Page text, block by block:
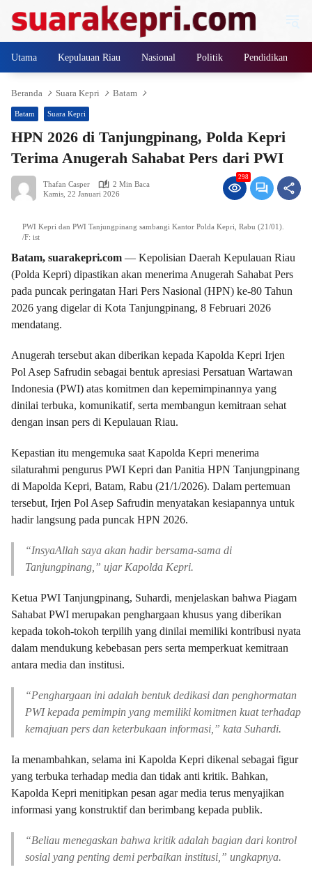
Utama Kepulauan Riau Nasional Politik Pendidikan
Beranda Suara Kepri Batam
Batam Suara Kepri
HPN 2026 di Tanjungpinang, Polda Kepri
Terima Anugerah Sahabat Pers dari PWI
Thafan Casper
2 Min Baca
Kamis, 22 Januari 2026
298
PWI Kepri dan PWI Tanjungpinang sambangi Kantor Polda Kepri, Rabu (21/01).
/F: ist
Batam, suarakepri.com — Kepolisian Daerah Kepulauan Riau
(Polda Kepri) dipastikan akan menerima Anugerah Sahabat Pers
pada puncak peringatan Hari Pers Nasional (HPN) ke-80 Tahun
2026 yang digelar di Kota Tanjungpinang, 8 Februari 2026
mendatang.
Anugerah tersebut akan diberikan kepada Kapolda Kepri Irjen
Pol Asep Safrudin sebagai bentuk apresiasi Persatuan Wartawan
Indonesia (PWI) atas komitmen dan kepemimpinannya yang
dinilai terbuka, komunikatif, serta membangun kemitraan sehat
dengan insan pers di Kepulauan Riau.
Kepastian itu mengemuka saat Kapolda Kepri menerima
silaturahmi pengurus PWI Kepri dan Panitia HPN Tanjungpinang
di Mapolda Kepri, Batam, Rabu (21/1/2026). Dalam pertemuan
tersebut, Irjen Pol Asep Safrudin menyatakan kesiapannya untuk
hadir langsung pada puncak HPN 2026.
“InsyaAllah saya akan hadir bersama-sama di
Tanjungpinang,” ujar Kapolda Kepri.
Ketua PWI Tanjungpinang, Suhardi, menjelaskan bahwa Piagam
Sahabat PWI merupakan penghargaan khusus yang diberikan
kepada tokoh-tokoh terpilih yang dinilai memiliki kontribusi nyata
dalam mendukung kebebasan pers serta memperkuat kemitraan
antara media dan institusi.
“Penghargaan ini adalah bentuk dedikasi dan penghormatan
PWI kepada pemimpin yang memiliki komitmen kuat terhadap
kemajuan pers dan keterbukaan informasi,” kata Suhardi.
Ia menambahkan, selama ini Kapolda Kepri dikenal sebagai figur
yang terbuka terhadap media dan tidak anti kritik. Bahkan,
Kapolda Kepri menitipkan pesan agar media terus menyajikan
informasi yang konstruktif dan berimbang kepada publik.
“Beliau menegaskan bahwa kritik adalah bagian dari kontrol
sosial yang penting demi perbaikan institusi,” ungkapnya.